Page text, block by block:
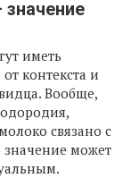
значение
иметь
контекста и
Вообще,
связано с
значение может